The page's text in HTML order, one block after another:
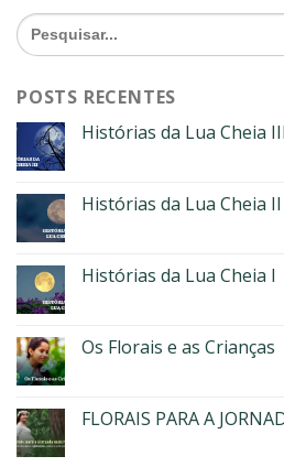
Search
for:
POSTS RECENTES
Histórias da Lua Cheia
Histórias da Lua Cheia II
Histórias da Lua Cheia I
Os Florais e as Crianças
FLORAIS PARA A